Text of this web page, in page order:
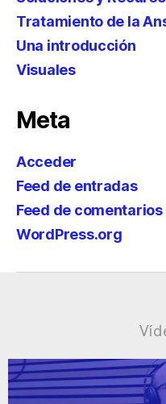
Tratamiento de la
Una introducción
Visuales
Meta
Acceder
Feed de entradas
Feed de comentarios
WordPress.org